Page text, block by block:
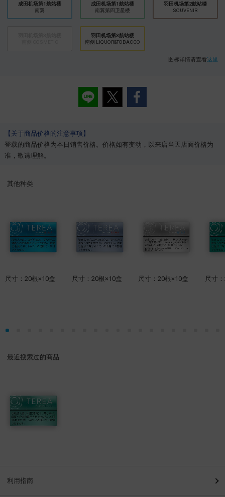
成田机场第1航站楼
南翼
成田机场第1航站楼
南翼第四卫星楼
​羽田机场第2航站楼
SOUVENIR
羽田机场第3航站楼
南侧 LIQUOR&TOBACCO
图标详情请查看这里
【关于商品价格的注意事项】
登载的商品价格为本日销售价格。价格如有变动，以来店当天店面价格为
准，敬请理解。
其他种类
尺寸：20根×10盒 尺寸：20根×10盒 尺寸：20根×10盒 尺寸
最近搜索过的商品
利用指南